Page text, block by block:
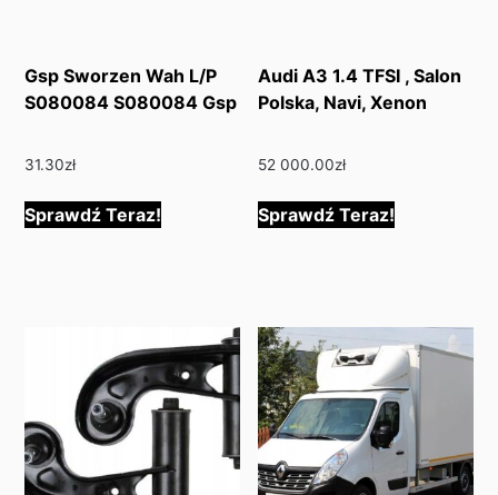
Gsp Sworzen Wah L/P
S080084 S080084 Gsp
31.30zł
Sprawdź Teraz!
Audi A3 1.4 TFSI , Salon
Polska, Navi, Xenon
52 000.00zł
Sprawdź Teraz!